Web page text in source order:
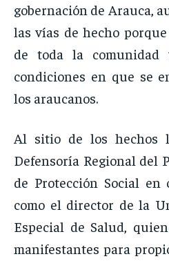
gobernación de Arauca,
las vías de hecho
de toda la
condiciones en que se
los araucanos.
Al sitio de los hechos
Defensoría Regional del
de Protección Social
como el director de la
Especial de Salud,
manifestantes para